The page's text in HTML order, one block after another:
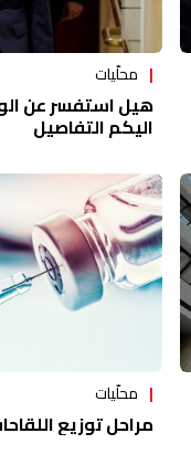
محلّيات
هيل استفسر عن
اليكم التفاصيل
محلّيات
مراحل توزيع